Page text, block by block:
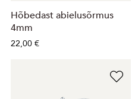
Hõbedast abielusõrmus
4mm
22,00 €